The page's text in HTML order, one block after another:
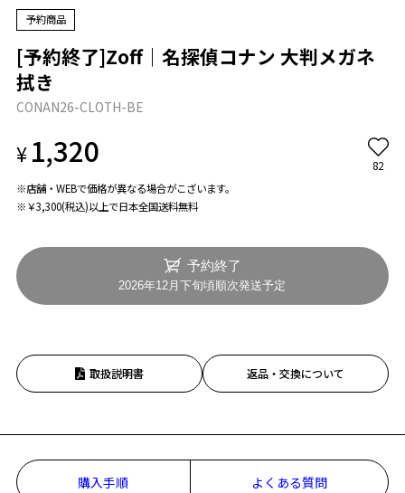
予約商品
[予約終了]Zoff｜名探偵コナン 大判メガネ
拭き
CONAN26-CLOTH-BE
¥1,320 82
※店舗・WEBで価格が異なる場合がこざいます。
※￥3,300(税込)以上で日本全国送料無料
予約終了
2026年12月下旬頃順次発送予定
取扱説明書 返品・交換について
購入手順 よくある質問